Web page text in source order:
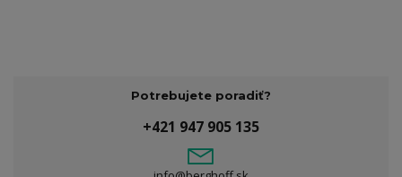
Potrebujete poradiť?
+421 947 905 135